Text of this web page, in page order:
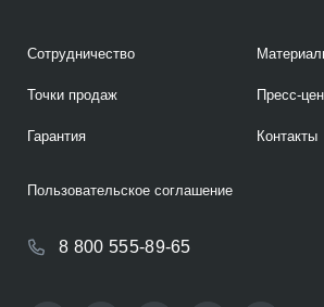
Сотрудничество
Точки продаж
Гарантия
Пресс-
Контакты
8 800 555-89-65
Пользовательское соглашение